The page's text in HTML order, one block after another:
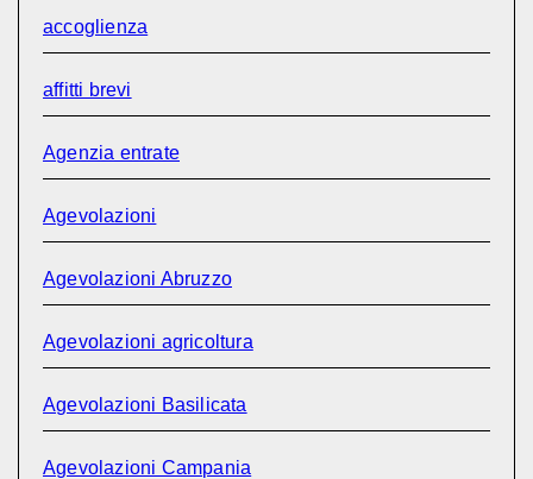
accoglienza
affitti brevi
Agenzia entrate
Agevolazioni
Agevolazioni Abruzzo
Agevolazioni agricoltura
Agevolazioni Basilicata
Agevolazioni Campania